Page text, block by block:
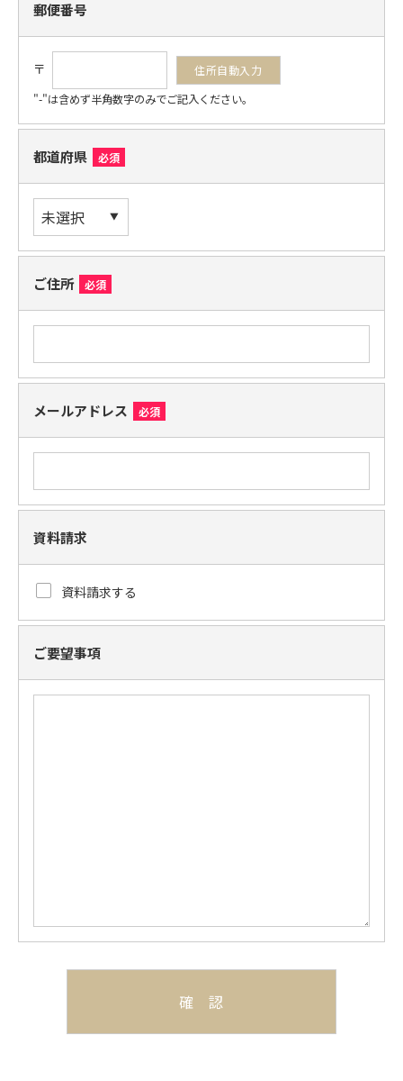
郵便番号
〒
"-"は含めず半角数字のみでご記入ください。
都道府県 必須
ご住所 必須
メールアドレス 必須
資料請求
資料請求する
ご要望事項